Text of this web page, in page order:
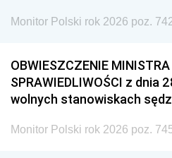
Monitor Polski rok 2026 poz.
OBWIESZCZENIE MINISTRA
SPRAWIEDLIWOŚCI z dnia
wolnych stanowiskach
Monitor Polski rok 2026 poz.